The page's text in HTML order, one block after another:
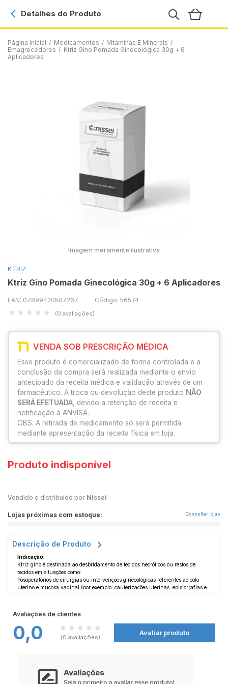
Página Inicial / Medicamentos / Vitaminas E Minerais /
Emagrecedores / Ktriz Gino Pomada Ginecológica 30g + 6
Aplicadores
Detalhes do Produto
Imagem meramente ilustrativa
KTRIZ
Ktriz Gino Pomada Ginecológica 30g + 6 Aplicadores
EAN: 07899420507267 Código: 56574
(0 avaliações)
VENDA SOB PRESCRIÇÃO MÉDICA
Esse produto é comercializado de forma controlada e a
conclusão da compra será realizada mediante o envio
antecipado da receita médica e validação através de um
farmacêutico. A troca ou devolução deste produto NÃO
SERÁ EFETUADA , devido a retenção de receita e
notificação à ANVISA.
OBS: A retirada de medicamento só será permitida
mediante apresentação da receita física em loja.
Produto indisponível
Vendido e distribuído por Nissei
Lojas próximas com estoque: Consultar lojas
Descrição de Produto
Indicação:
Ktriz gino é destinada ao desbridamento de tecidos necróticos ou restos de
tecidos em situações como:
Pósoperatórios de cirurgias ou intervenções ginecológicas referentes ao colo
uterino e mucosa vaginal (por exemplo, cauterizações uterinas, episiorrafias e
colpoperineorrafias), em casos de cervicites (por exemplo, erosivas e pósparto) e
Ktriz gino (colagenase com cloranfenicol) é contraindicada:
A pacientes com hipersensibilidade (alergia) à colagenase, ao cloranfenicol ou
a qualquer outro componente da formulação;
A pacientes com doença hematológica (doença do sangue) presente ou anterior,
médica ou do cirurgião-dentista.
Avaliações de clientes
0,0 (0 avaliações)
Avaliar produto